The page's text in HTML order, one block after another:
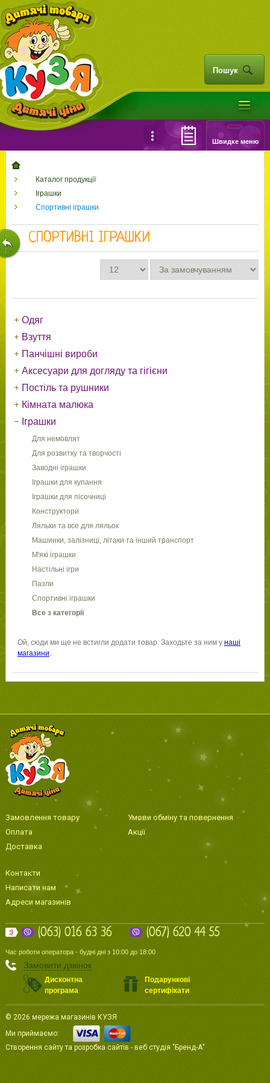
Пошук
Швидке меню
Каталог продукції
Іграшки
Спортивні іграшки
СПОРТИВНІ ІГРАШКИ
Одяг
Взуття
Панчішні вироби
Аксесуари для догляду та гігієни
Постіль та рушники
Кімната малюка
Іграшки
Для немовлят
Для розвитку та творчості
Заводні іграшки
Іграшки для купання
Іграшки для пісочниці
Конструктори
Ляльки та все для ляльок
Машинки, залізниці, літаки та інший транспорт
М'які іграшки
Настільні ігри
Пазли
Спортивні іграшки
Все з категорії
Ой, сюди ми ще не встигли додати товар. Заходьте за ним у наші
магазини.
Замовлення товару
Оплата
Доставка
Умови обміну та повернення
Акції
Контакти
Написати нам
Адреси магазинів
(063) 016 63 36 (067) 620 44 55
Час роботи оператора - будні дні з 10:00 до 18:00
Замовити дзвінок
Дисконтна
програма
Подарункові
сертифікати
© 2026 мережа магазинів КУЗЯ
Ми приймаємо:
Створення сайтута розробка сайтів - веб студія "Бренд-А"